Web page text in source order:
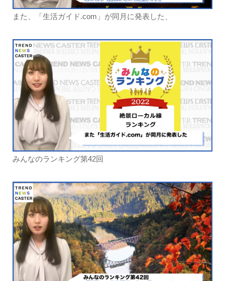
また、「生活ガイド.com」が同月に発表した、
みんなのランキング第42回